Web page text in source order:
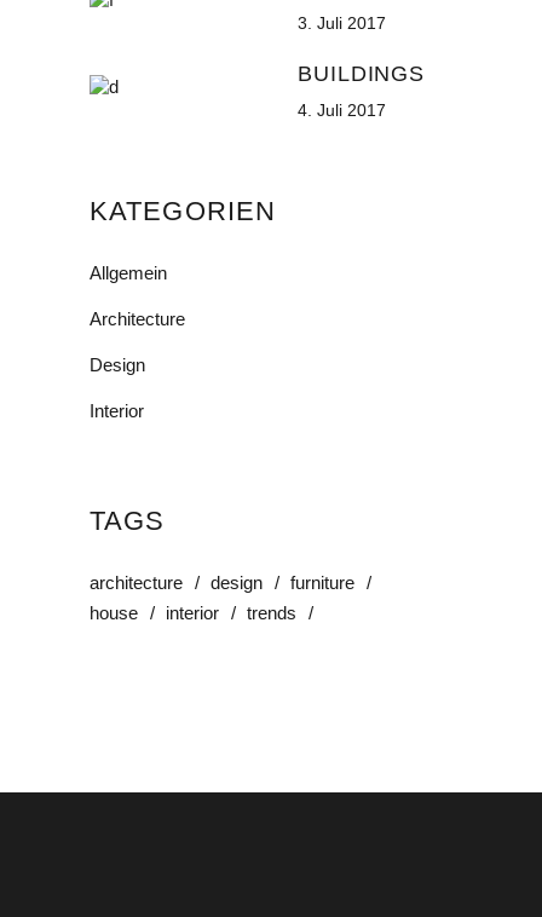
3. Juli 2017
BUILDINGS
4. Juli 2017
KATEGORIEN
Allgemein
Architecture
Design
Interior
TAGS
architecture design
furniture
house
interior trends